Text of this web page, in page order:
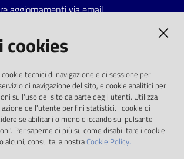
aggiornamenti via email
previste dalla direttiva
98/CE e dal d.lgs. 36/2006
Instagram
cookies
tecnici di navigazione e di sessione per
di navigazione del sito, e cookie analitici per
sull'uso del sito da parte degli utenti. Utilizza
dell'utente per fini statistici. I cookie di
se abilitarli o meno cliccando sul pulsante
Per saperne di più su come disabilitare i cookie
alcuni, consulta la nostraCookie Policy.